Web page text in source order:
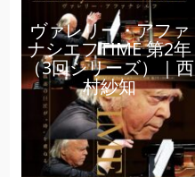
ヴァレリー・アファ
ナシエフTIME 第2年
（3回シリーズ）｜西
村紗知